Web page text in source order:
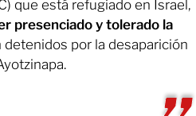
que está refugiado en Israel,
presenciado y tolerado la
por la desaparición